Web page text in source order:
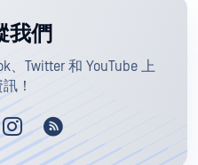
我們
、Twitter 和 YouTube 上
！